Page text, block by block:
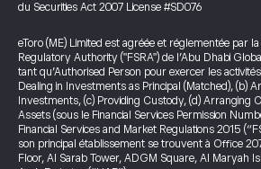
du Securities Act 2007 License #SD076
eToro (ME) Limited est agréée et réglementée par
Regulatory Authority ("FSRA") de l’Abu Dhabi
tant qu’Authorised Person pour exercer les
Dealing in Investments as Principal (Matched), (b)
Investments, (c) Providing Custody, (d) Arranging
Assets (sous le Financial Services Permission
Financial Services and Market Regulations 2015
son principal établissement se trouvent à Office
Floor, Al Sarab Tower, ADGM Square, Al Maryah